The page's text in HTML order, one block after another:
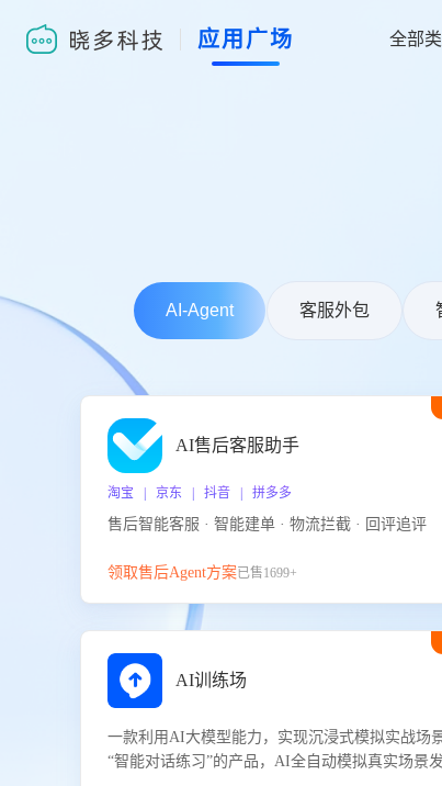
应用广场 全部
AI-Agent 客服外包
AI售后客服助手
淘宝 | 京东 | 抖音 | 拼多多
售后智能客服 · 智能建单 · 物流拦截 · 回评追评
领取售后Agent方案已售1699+
AI训练场
一款利用AI大模型能力，实现沉浸式模拟实战场
“智能对话练习”的产品，AI全自动模拟真实场景